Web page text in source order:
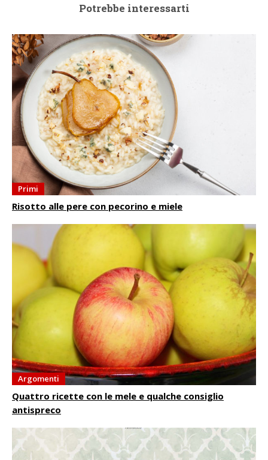
Potrebbe interessarti
Primi
Risotto alle pere con pecorino e miele
Argomenti
Quattro ricette con le mele e qualche consiglio
antispreco